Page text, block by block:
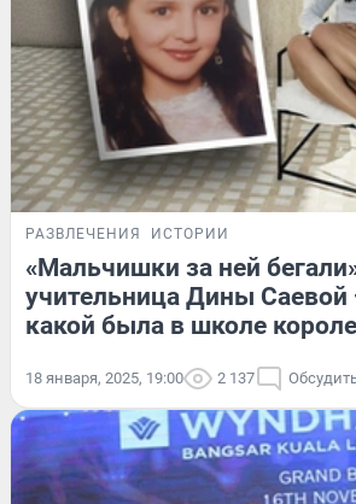
РАЗВЛЕЧЕНИЯ ИСТОРИИ
«Мальчишки за ней
учительница Дины Саевой
какой была в школе
18 января, 2025, 19:00 2 137